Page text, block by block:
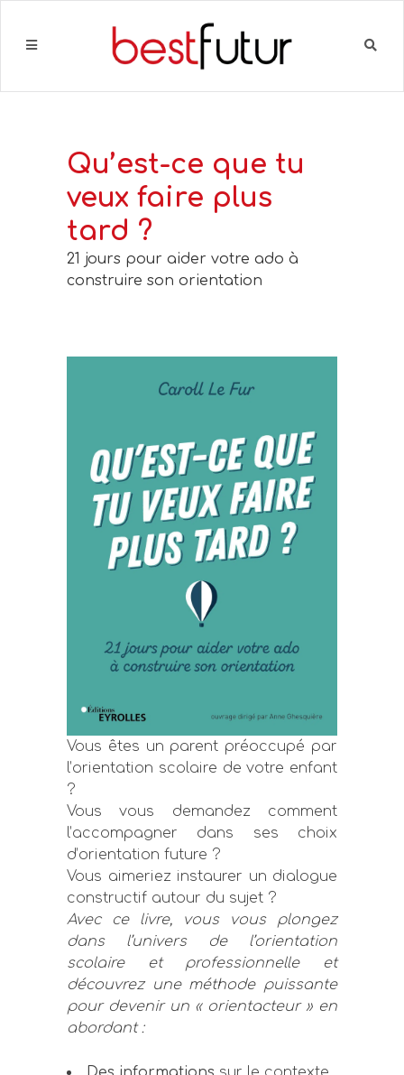
Qu’est-ce que tu
veux faire plus
tard ?
21 jours pour aider votre ado à
construire son orientation
Vous êtes un parent préoccupé par
l’orientation scolaire de votre enfant
?
Vous vous demandez comment
l’accompagner dans ses choix
d’orientation future ?
Vous aimeriez instaurer un dialogue
constructif autour du sujet ?
Avec ce livre, vous vous plongez
dans l’univers de l’orientation
scolaire et professionnelle et
découvrez une méthode puissante
pour devenir un « orientacteur » en
abordant :